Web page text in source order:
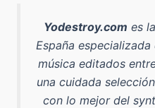
Yodestroy.com es la
España
música editados
una cuidada
con lo mejor del